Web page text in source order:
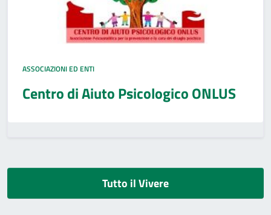
ASSOCIAZIONI ED ENTI
Centro di Aiuto Psicologico ONLUS
Tutto il Vivere